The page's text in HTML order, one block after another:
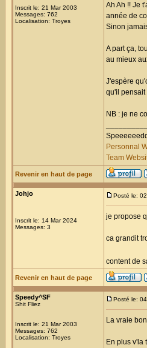
Inscrit le: 21 Mar 2003
Messages: 762
Localisation: Troyes
Ah Ah !! Je
année de
Sinon
A part ça,
au mieux
J'espère
qu'il pensait
NB : je ne
Personnal
Team
Revenir en haut de page
Johjo
Inscrit le: 14 Mar 2024
Messages: 3
Posté le:
je propose
ca grandit
content de
Revenir en haut de page
Speedy^SF
Shit Fliez
Inscrit le: 21 Mar 2003
Messages: 762
Localisation: Troyes
Posté le:
La vraie
En plus v'la